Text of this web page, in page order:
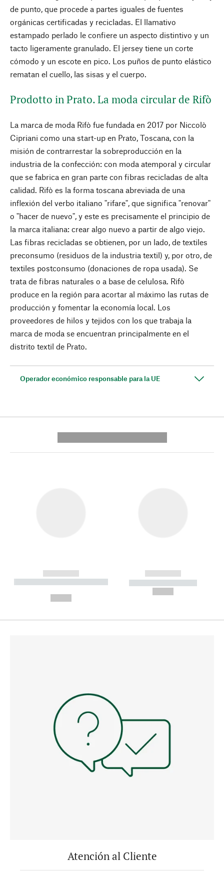
de punto, que procede a partes iguales de fuentes
orgánicas certificadas y recicladas. El llamativo
estampado perlado le confiere un aspecto distintivo y un
tacto ligeramente granulado. El jersey tiene un corte
cómodo y un escote en pico. Los puños de punto elástico
rematan el cuello, las sisas y el cuerpo.
Prodotto in Prato. La moda circular de Rifò
La marca de moda Rifò fue fundada en 2017 por Niccolò
Cipriani como una start-up en Prato, Toscana, con la
misión de contrarrestar la sobreproducción en la
industria de la confección: con moda atemporal y circular
que se fabrica en gran parte con fibras recicladas de alta
calidad. Rifò es la forma toscana abreviada de una
inflexión del verbo italiano "rifare", que significa "renovar"
o "hacer de nuevo", y este es precisamente el principio de
la marca italiana: crear algo nuevo a partir de algo viejo.
Las fibras recicladas se obtienen, por un lado, de textiles
preconsumo (residuos de la industria textil) y, por otro, de
textiles postconsumo (donaciones de ropa usada). Se
trata de fibras naturales o a base de celulosa. Rifò
produce en la región para acortar al máximo las rutas de
producción y fomentar la economía local. Los
proveedores de hilos y tejidos con los que trabaja la
marca de moda se encuentran principalmente en el
distrito textil de Prato.
Operador económico responsable para la UE
------------
----------- ----------- --------
------------
----------- -----------
Atención al Cliente